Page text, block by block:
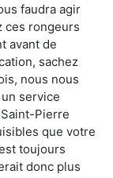
faudra agir
ces rongeurs
avant de
sachez
nous nous
service
Pierre
que votre
toujours
donc plus